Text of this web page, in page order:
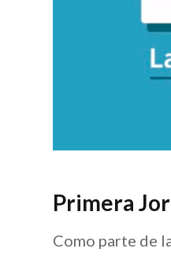
Primera
Como parte de